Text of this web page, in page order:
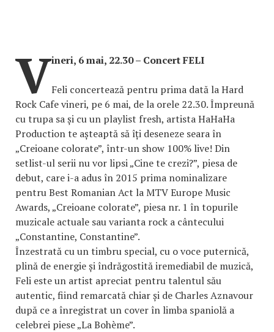
Vineri, 6 mai, 22.30 – Concert FELI
Feli concertează pentru prima dată la Hard
Rock Cafe vineri, pe 6 mai, de la orele 22.30. Împreună
cu trupa sa și cu un playlist fresh, artista HaHaHa
Production te așteaptă să îți deseneze seara în
„Creioane colorate”, într-un show 100% live! Din
setlist-ul serii nu vor lipsi „Cine te crezi?”, piesa de
debut, care i-a adus în 2015 prima nominalizare
pentru Best Romanian Act la MTV Europe Music
Awards, „Creioane colorate”, piesa nr. 1 în topurile
muzicale actuale sau varianta rock a cântecului
„Constantine, Constantine”.
Înzestrată cu un timbru special, cu o voce puternică,
plină de energie și îndrăgostită iremediabil de muzică,
Feli este un artist apreciat pentru talentul său
autentic, fiind remarcată chiar și de Charles Aznavour
după ce a înregistrat un cover în limba spaniolă a
celebrei piese „La Bohème”.